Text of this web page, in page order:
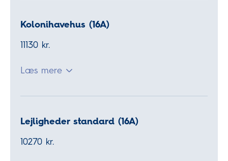
Kolonihavehus (16A)
11130 kr.
Læs mere
Lejligheder standard (16A)
10270 kr.